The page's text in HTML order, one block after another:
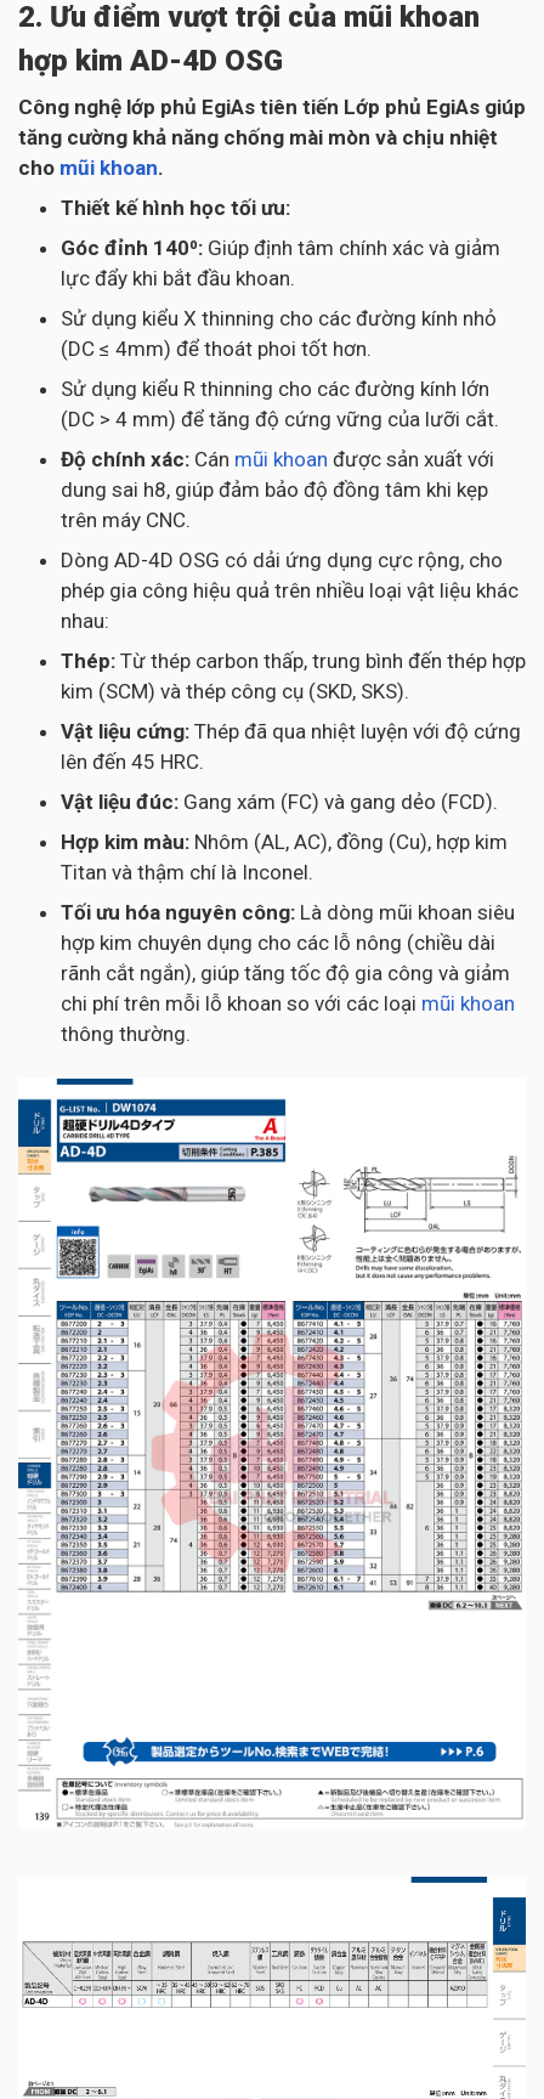
2. Ưu điểm vượt trội của mũi khoan
hợp kim AD-4D OSG
Công nghệ lớp phủ EgiAs tiên tiến Lớp phủ EgiAs giúp
tăng cường khả năng chống mài mòn và chịu nhiệt
cho mũi khoan.
Thiết kế hình học tối ưu:
Góc đỉnh 140⁰: Giúp định tâm chính xác và giảm
lực đẩy khi bắt đầu khoan.
Sử dụng kiểu X thinning cho các đường kính nhỏ
(DC ≤ 4mm) để thoát phoi tốt hơn.
Sử dụng kiểu R thinning cho các đường kính lớn
(DC > 4 mm) để tăng độ cứng vững của lưỡi cắt.
Độ chính xác: Cán mũi khoan được sản xuất với
dung sai h8, giúp đảm bảo độ đồng tâm khi kẹp
trên máy CNC.
Dòng AD-4D OSG có dải ứng dụng cực rộng, cho
phép gia công hiệu quả trên nhiều loại vật liệu khác
nhau:
Thép: Từ thép carbon thấp, trung bình đến thép hợp
kim (SCM) và thép công cụ (SKD, SKS).
Vật liệu cứng: Thép đã qua nhiệt luyện với độ cứng
lên đến 45 HRC.
Vật liệu đúc: Gang xám (FC) và gang dẻo (FCD).
Hợp kim màu: Nhôm (AL, AC), đồng (Cu), hợp kim
Titan và thậm chí là Inconel.
Tối ưu hóa nguyên công: Là dòng mũi khoan siêu
hợp kim chuyên dụng cho các lỗ nông (chiều dài
rãnh cắt ngắn), giúp tăng tốc độ gia công và giảm
chi phí trên mỗi lỗ khoan so với các loại mũi khoan
thông thường.